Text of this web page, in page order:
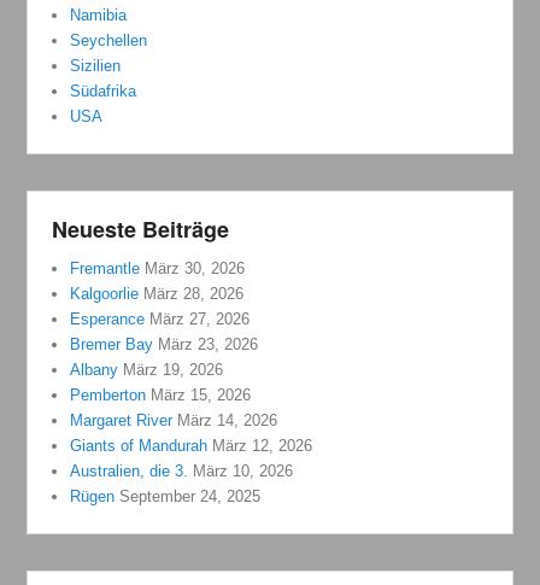
Namibia
Seychellen
Sizilien
Südafrika
USA
Neueste Beiträge
Fremantle März 30, 2026
Kalgoorlie März 28, 2026
Esperance März 27, 2026
Bremer Bay März 23, 2026
Albany März 19, 2026
Pemberton März 15, 2026
Margaret River März 14, 2026
Giants of Mandurah März 12, 2026
Australien, die 3. März 10, 2026
Rügen September 24, 2025